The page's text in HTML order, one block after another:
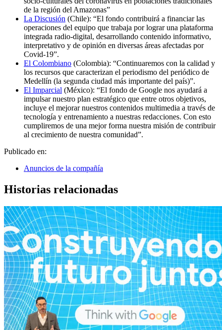
de la región del Amazonas”
La Discusión (Chile): “El fondo contribuirá a financiar las
operaciones del equipo que trabaja por lograr una plataforma
integrada radio-digital, desarrollando contenido informativo,
interpretativo y de opinión en diversas áreas afectadas por
Covid-19”.
El Colombiano (Colombia): “Continuaremos con la calidad y
los recursos que caracterizan el periodismo del periódico de
Medellín (la segunda ciudad más importante del país)”.
El Imparcial (México): “El fondo de Google nos ayudará a
impulsar nuestro plan estratégico que entre otros objetivos,
incluye el mejorar nuestros contenidos multimedia a través de
tecnología y entrenamiento a nuestras redacciones. Con esto
cumpliremos de una mejor forma nuestra misión de contribuir
al crecimiento de nuestra comunidad”.
Publicado en:
Anuncios de la compañía
Historias relacionadas